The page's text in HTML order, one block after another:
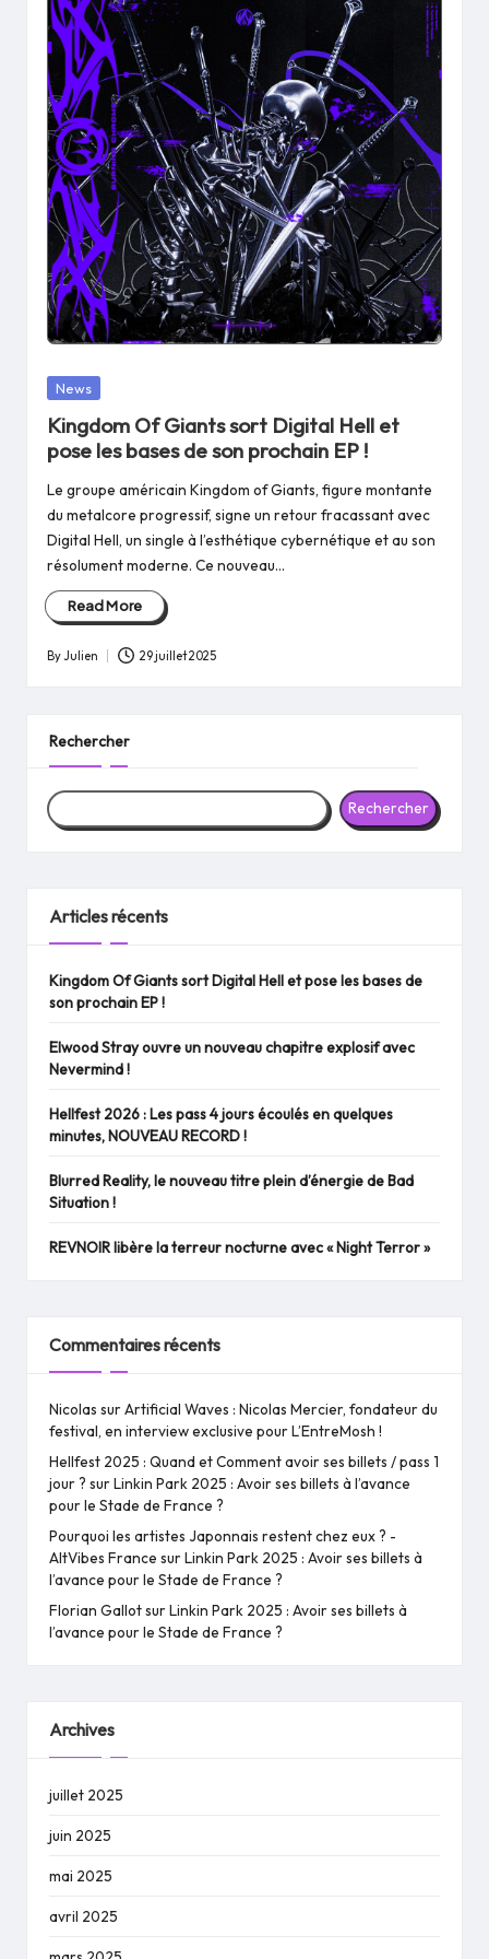
Posted
News
Kingdom Of Giants sort Digital Hell et
pose les bases de son prochain EP !
Le groupe américain Kingdom of Giants, figure montante
du metalcore progressif, signe un retour fracassant avec
Digital Hell, un single à l’esthétique cybernétique et au son
résolument moderne. Ce nouveau…
Read More
Posted
ByJulien 29 juillet 2025
Rechercher
Rechercher
Articles récents
Kingdom Of Giants sort Digital Hell et pose les bases de
son prochain EP !
Elwood Stray ouvre un nouveau chapitre explosif avec
Nevermind !
Hellfest 2026 : Les pass 4 jours écoulés en quelques
minutes, NOUVEAU RECORD !
Blurred Reality, le nouveau titre plein d’énergie de Bad
Situation !
REVNOIR libère la terreur nocturne avec « Night Terror »
Commentaires récents
Nicolas surArtificial Waves : Nicolas Mercier, fondateur du
festival, en interview exclusive pour L’EntreMosh !
Hellfest 2025 : Quand et Comment avoir ses billets / pass 1
jour ? surLinkin Park 2025 : Avoir ses billets à l’avance
pour le Stade de France ?
Pourquoi les artistes Japonnais restent chez eux ? -
AltVibes France surLinkin Park 2025 : Avoir ses billets à
l’avance pour le Stade de France ?
Florian GallotsurLinkin Park 2025 : Avoir ses billets à
l’avance pour le Stade de France ?
Archives
juillet 2025
juin 2025
mai 2025
avril 2025